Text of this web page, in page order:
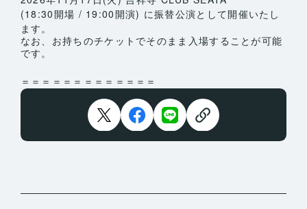
(18:30開場 / 19:00開演) に振替公演として開催いたし
ます。
なお、お持ちのチケットでそのまま入場することが可能
です。
＝＝＝＝＝＝＝＝＝＝＝＝＝